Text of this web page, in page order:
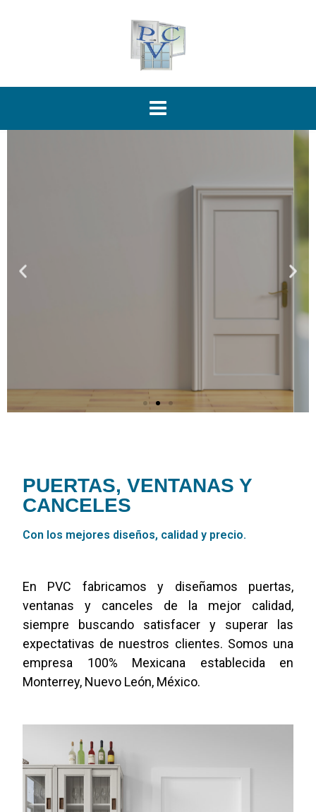
PUERTAS, VENTANAS Y
CANCELES
Con los mejores diseños, calidad y precio.
En PVC fabricamos y diseñamos puertas,
ventanas y canceles de la mejor calidad,
siempre buscando satisfacer y superar las
expectativas de nuestros clientes. Somos una
empresa 100% Mexicana establecida en
Monterrey, Nuevo León, México.